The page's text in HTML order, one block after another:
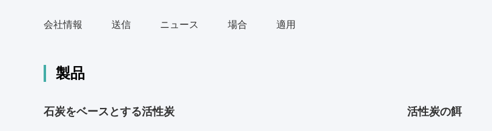
会社情報 送信 ニュース 場合 適用
製品
石炭をベースとする活性炭 活性炭の餌